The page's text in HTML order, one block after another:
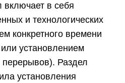
в себя
и технологических
конкретного времени
установлением
Раздел
установления